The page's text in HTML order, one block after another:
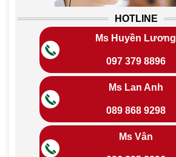
HOTLINE
Ms Huyền Lương
097 379 8896
Ms Lan Anh
089 868 9298
Ms Vân